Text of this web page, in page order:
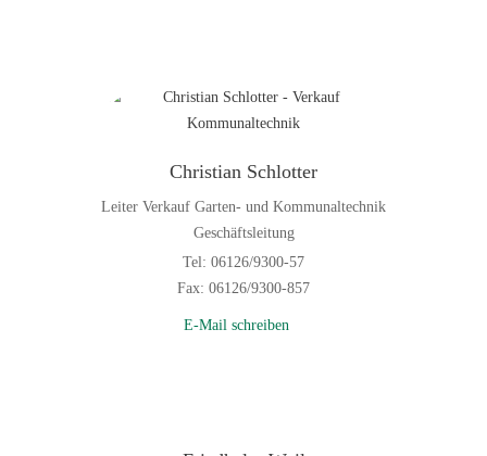
Christian Schlotter
Leiter Verkauf Garten- und Kommunaltechnik
Geschäftsleitung
Tel: 06126/9300-57
Fax: 06126/9300-857
E-Mail schreiben